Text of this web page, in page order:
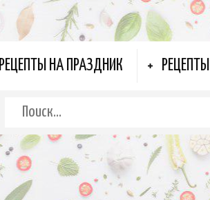
РЕЦЕПТЫ НА ПРАЗДНИК РЕЦЕПТЫ